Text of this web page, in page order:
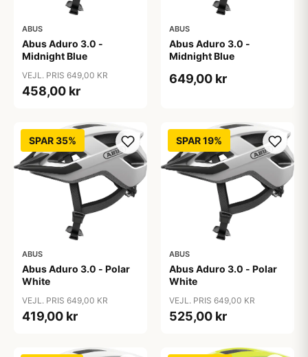
ABUS
Abus Aduro 3.0 -
Midnight Blue
VEJL. PRIS 649,00 KR
458,00 kr
ABUS
Abus Aduro 3.0 -
Midnight Blue
649,00 kr
SPAR 35%
ABUS
Abus Aduro 3.0 - Polar
White
VEJL. PRIS 649,00 KR
419,00 kr
SPAR 19%
ABUS
Abus Aduro 3.0 - Polar
White
VEJL. PRIS 649,00 KR
525,00 kr